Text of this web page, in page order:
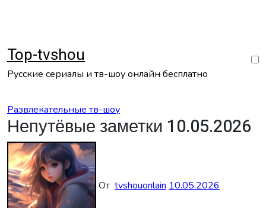
Top-tvshou
Русские сериалы и тв-шоу онлайн бесплатно
Развлекательные тв-шоу
Непутёвые заметки 10.05.2026
От tvshouonlain 10.05.2026